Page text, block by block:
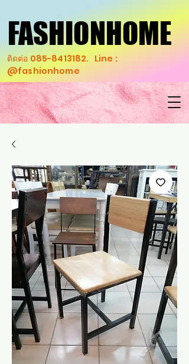
FASHIONHOME
FASHIONHOME
ติดต่อ 085-8413182. Line :
@fashionhome